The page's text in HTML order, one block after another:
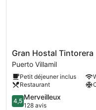
Gran
Hostal
Tintorera
Puerto
Villamil
Gran Hostal Tintorera
Puerto Villamil
Petit déjeuner inclus
Restaurant
4.5
sur
4,5 Merveilleux
128 avis